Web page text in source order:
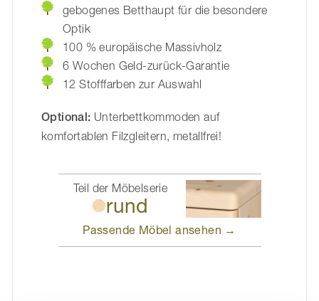
gebogenes Betthaupt für die besondere
Optik
100 % europäische Massivholz
6 Wochen Geld-zurück-Garantie
12 Stofffarben zur Auswahl
Optional: Unterbettkommoden auf
komfortablen Filzgleitern, metallfrei!
Teil der Möbelserie
rund
Passende Möbelansehen →